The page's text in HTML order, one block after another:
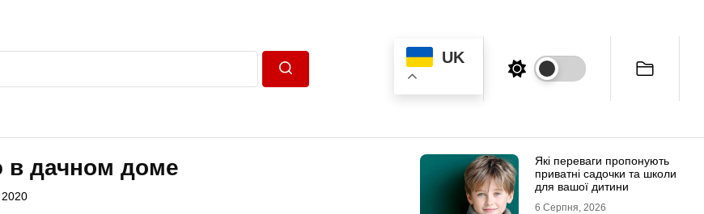
UK
дачном доме
Які переваги пропонують
приватні садочки та школи
для вашої дитини
6 Серпня, 2026